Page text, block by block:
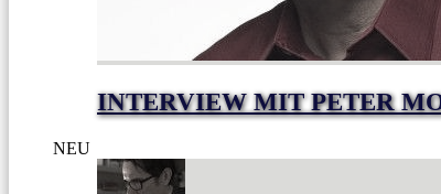
INTERVIEW MIT PETER
NEU